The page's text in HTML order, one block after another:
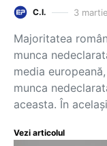
C.I. 3
Majoritatea
munca
media
munca
aceasta. În
Vezi articolul